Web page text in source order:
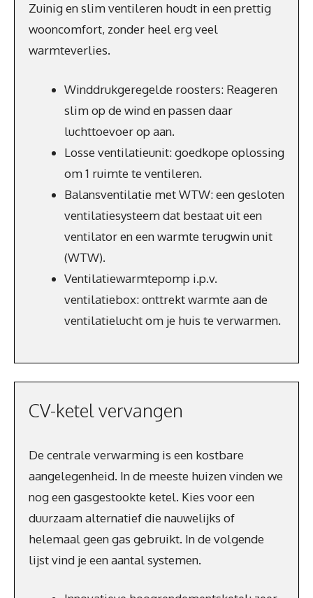
Zuinig en slim ventileren houdt in een prettig
wooncomfort, zonder heel erg veel
warmteverlies.
Winddrukgeregelde roosters: Reageren
slim op de wind en passen daar
luchttoevoer op aan.
Losse ventilatieunit: goedkope oplossing
om 1 ruimte te ventileren.
Balansventilatie met WTW: een gesloten
ventilatiesysteem dat bestaat uit een
ventilator en een warmte terugwin unit
(WTW).
Ventilatiewarmtepomp i.p.v.
ventilatiebox: onttrekt warmte aan de
ventilatielucht om je huis te verwarmen.
CV-ketel vervangen
De centrale verwarming is een kostbare
aangelegenheid. In de meeste huizen vinden we
nog een gasgestookte ketel. Kies voor een
duurzaam alternatief die nauwelijks of
helemaal geen gas gebruikt. In de volgende
lijst vind je een aantal systemen.